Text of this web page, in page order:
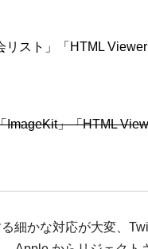
スト」「HTML
」「HTML
細かな対応が大変、